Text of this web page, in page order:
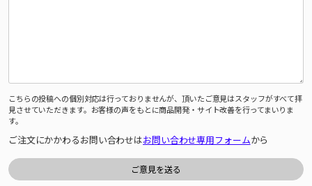
こちらの投稿への個別対応は行っておりませんが、頂いたご意見はスタッフがすべて拝
見させていただきます。お客様の声をもとに商品開発・サイト改善を行ってまいりま
す。
ご注文にかかわるお問い合わせはお問い合わせ専用フォームから